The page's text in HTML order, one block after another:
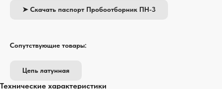
➤ Скачать паспорт Пробоотборник ПН-3
Сопутствующие товары:
Цепь латунная
Технические характеристики